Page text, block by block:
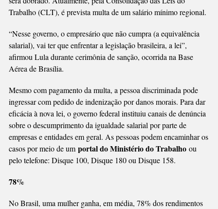
Trabalho (CLT), é prevista multa de um salário mínimo regional.
“Nesse governo, o empresário que não cumpra (a equivalência
salarial), vai ter que enfrentar a legislação brasileira, a lei”,
afirmou Lula durante cerimônia de sanção, ocorrida na Base
Aérea de Brasília.
Mesmo com pagamento da multa, a pessoa discriminada pode
ingressar com pedido de indenização por danos morais. Para dar
eficácia à nova lei, o governo federal instituiu canais de denúncia
sobre o descumprimento da igualdade salarial por parte de
empresas e entidades em geral. As pessoas podem encaminhar os
casos por meio de um portal do Ministério do Trabalhoou
pelo telefone: Disque 100, Disque 180 ou Disque 158.
78%
No Brasil, uma mulher ganha, em média, 78% dos rendimentos